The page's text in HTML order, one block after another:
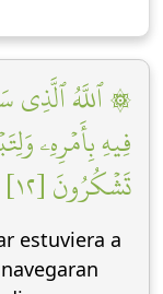
۞ ٱللَّهُ
فِيهِ بِأَمۡرِهِۦ
تَشۡكُرُونَ [١٢]
estuviera a